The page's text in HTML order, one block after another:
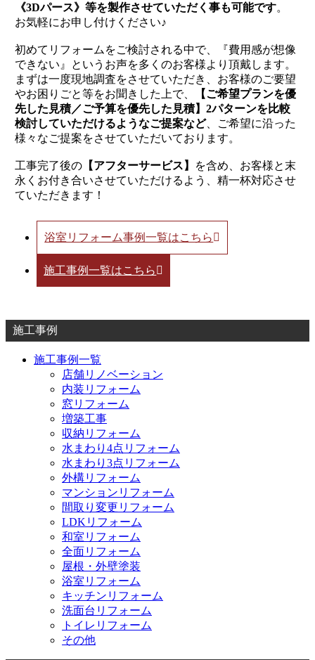
《3Dパース》等を製作させていただく事も可能です。
お気軽にお申し付けください♪
初めてリフォームをご検討される中で、『費用感が想像
できない』というお声を多くのお客様より頂戴します。
まずは一度現地調査をさせていただき、お客様のご要望
やお困りごと等をお聞きした上で、
【ご希望プランを優
先した見積／ご予算を優先した見積】2パターンを比較
検討していただけるようなご提案など、ご希望に沿った
様々なご提案をさせていただいております。
工事完了後の【アフターサービス】
を含め、お客様と末
永くお付き合いさせていただけるよう、精一杯対応させ
ていただきます！
浴室リフォーム事例一覧はこちら
施工事例一覧はこちら
施工事例
施工事例一覧
店舗リノベーション
内装リフォーム
窓リフォーム
増築工事
収納リフォーム
水まわり4点リフォーム
水まわり3点リフォーム
外構リフォーム
マンションリフォーム
間取り変更リフォーム
LDKリフォーム
和室リフォーム
全面リフォーム
屋根・外壁塗装
浴室リフォーム
キッチンリフォーム
洗面台リフォーム
トイレリフォーム
その他